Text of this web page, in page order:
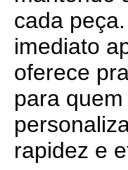
cada
imediato
oferece
para
rapidez e